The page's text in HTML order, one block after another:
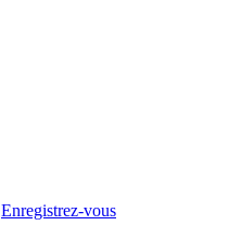
Enregistrez-vous